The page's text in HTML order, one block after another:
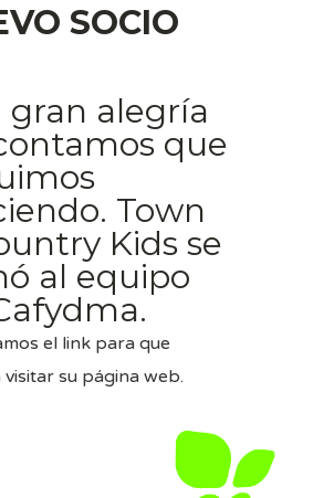
SOCIO
gran alegría
que
Town
Kids se
al equipo
el link para que
su página web.